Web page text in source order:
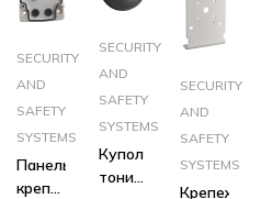
SECURITY
AND
SAFETY
SYSTEMS
Панель
крепления
SECURITY
AND
SAFETY
SYSTEMS
Купол
тонированный
SECURITY
AND
SAFETY
SYSTEMS
Крепеж